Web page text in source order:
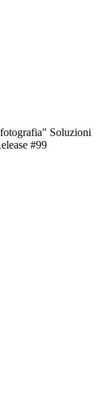
Soluzioni
#99